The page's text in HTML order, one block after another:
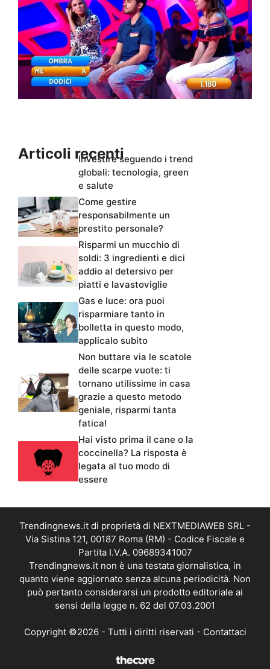
Articoli recentiInvestire seguendo i trend
globali: tecnologia, green
e salute
Come gestire
responsabilmente un
prestito personale?
Risparmi un mucchio di
soldi: 3 ingredienti e dici
addio al detersivo per
piatti e lavastoviglie
Gas e luce: ora puoi
risparmiare tanto in
bolletta in questo modo,
applicalo subito
Non buttare via le scatole
delle scarpe vuote: ti
tornano utilissime in casa
grazie a questo metodo
geniale, risparmi tanta
fatica!
Hai visto prima il cane o la
coccinella? La risposta è
legata al tuo modo di
essere
Trendingnews.it di proprietà di NEXTMEDIAWEB SRL -
Via Sistina 121, 00187 Roma (RM) - Codice Fiscale e
Partita I.V.A. 09689341007
Trendingnews.it non è una testata giornalistica, in
quanto viene aggiornato senza alcuna periodicità. Non
può pertanto considerarsi un prodotto editoriale ai
sensi della legge n. 62 del 07.03.2001
Copyright ©2026 - Tutti i diritti riservati - Contattaci